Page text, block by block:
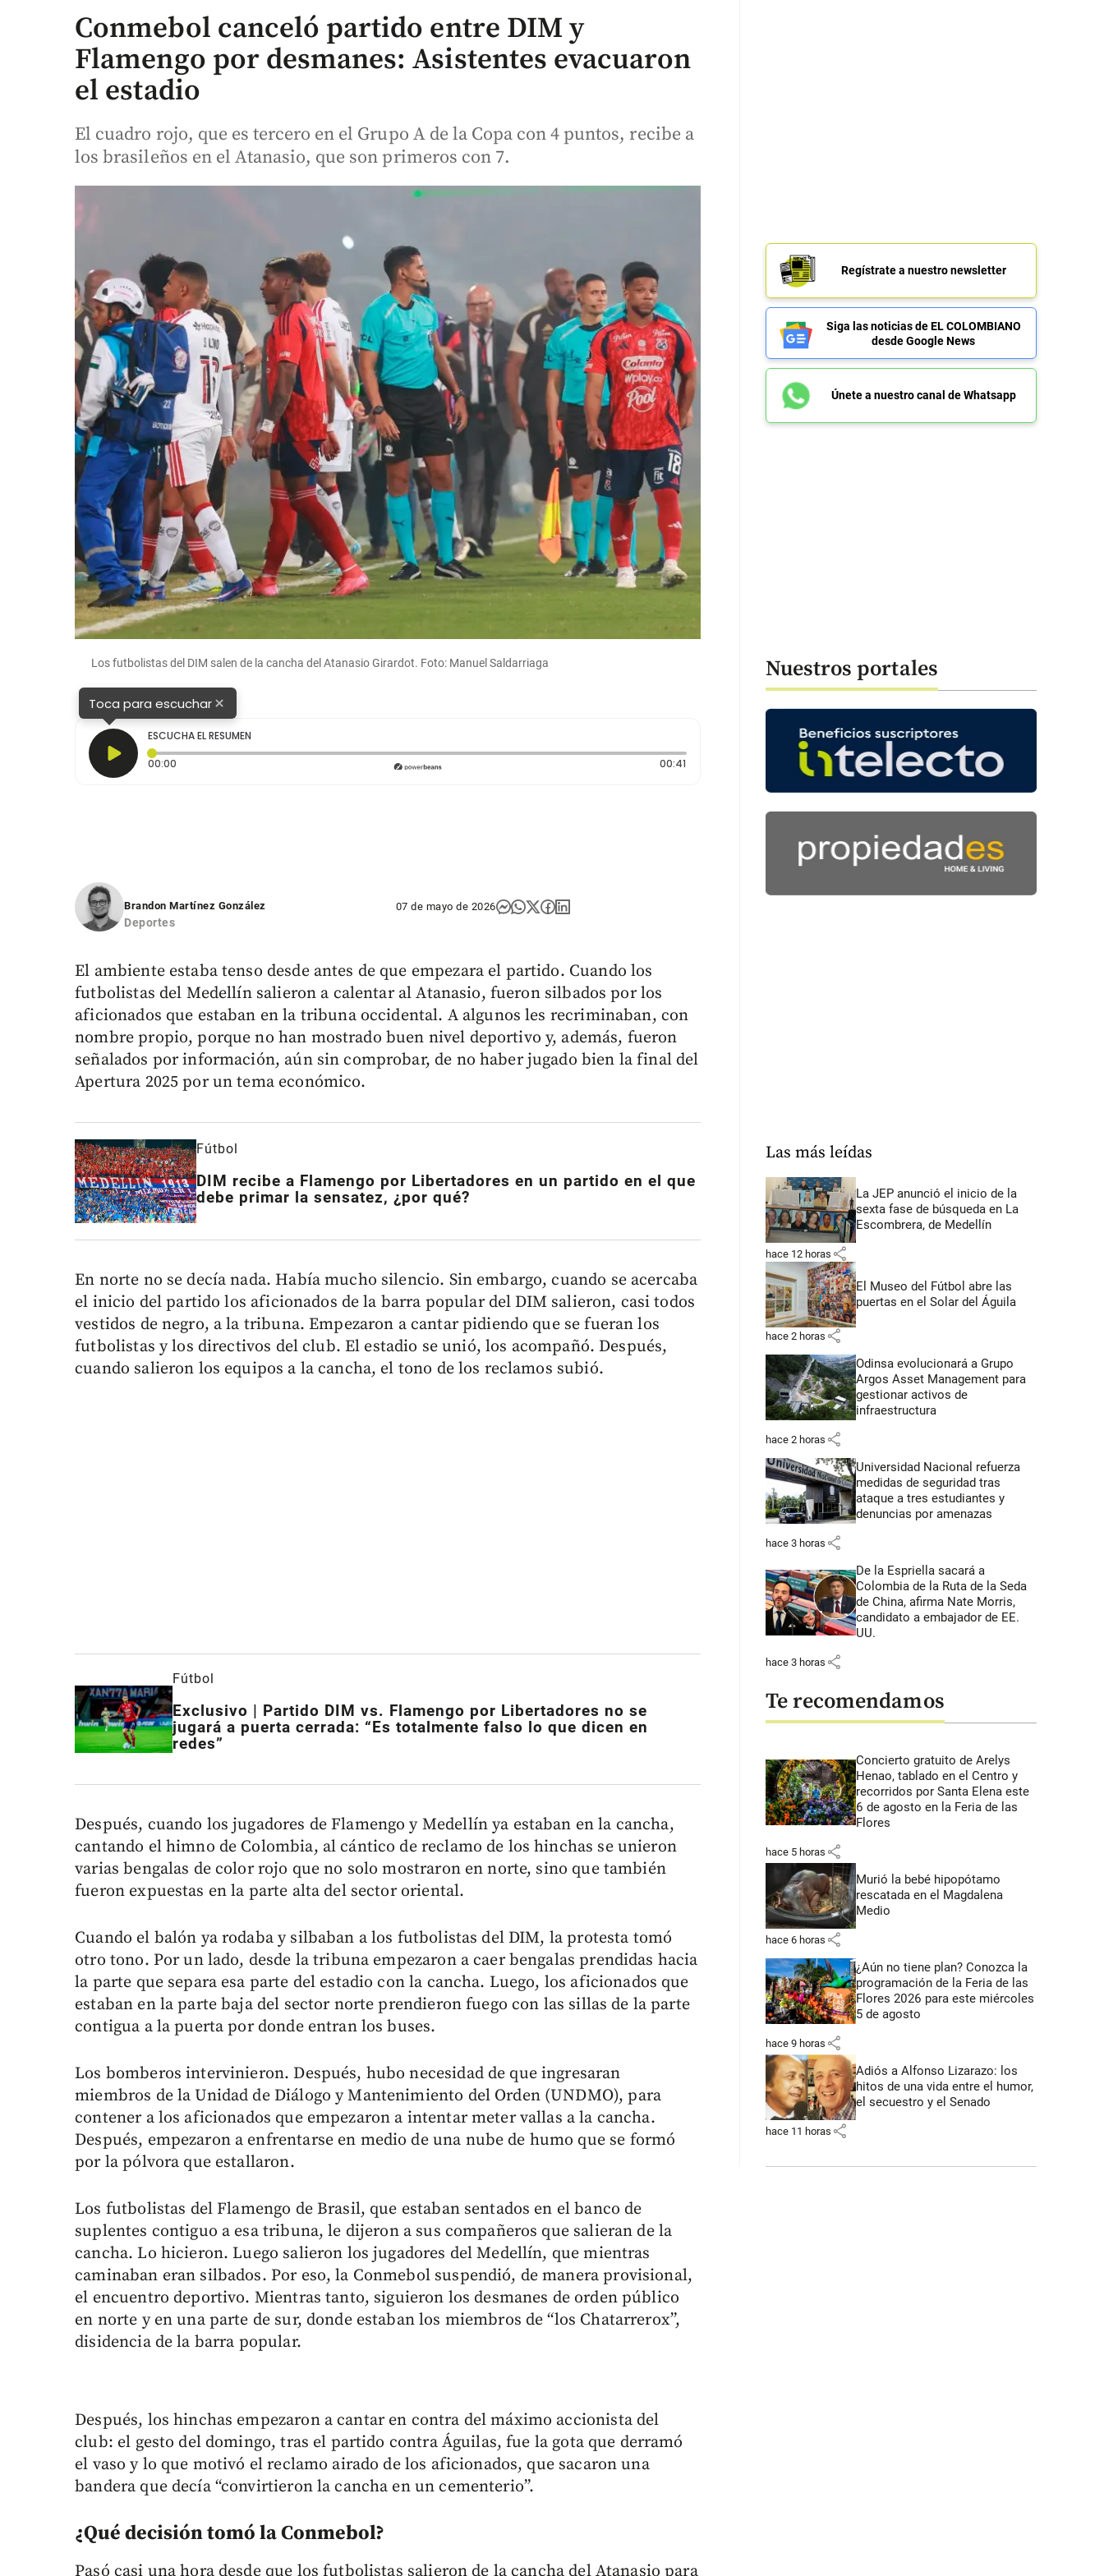
Conmebol canceló partido entre DIM y
Flamengo por desmanes: Asistentes evacuaron
el estadio
El cuadro rojo, que es tercero en el Grupo A de la Copa con 4 puntos, recibe a
los brasileños en el Atanasio, que son primeros con 7.
Los futbolistas del DIM salen de la cancha del Atanasio Girardot. Foto: Manuel Saldarriaga
Toca para escuchar×
ESCUCHA EL RESUMEN
00:00
00:41Duración: 41 segundos
Brandon Martínez González
Deportes
07 de mayo de 2026
El ambiente estaba tenso desde antes de que empezara el partido. Cuando los
futbolistas del Medellín salieron a calentar al Atanasio, fueron silbados por los
aficionados que estaban en la tribuna occidental. A algunos les recriminaban, con
nombre propio, porque no han mostrado buen nivel deportivo y, además, fueron
señalados por información, aún sin comprobar, de no haber jugado bien la final del
Apertura 2025 por un tema económico.
Fútbol
DIM recibe a Flamengo por Libertadores en un partido en el que
debe primar la sensatez, ¿por qué?
En norte no se decía nada. Había mucho silencio. Sin embargo, cuando se acercaba
el inicio del partido los aficionados de la barra popular del DIM salieron, casi todos
vestidos de negro, a la tribuna. Empezaron a cantar pidiendo que se fueran los
futbolistas y los directivos del club. El estadio se unió, los acompañó. Después,
cuando salieron los equipos a la cancha, el tono de los reclamos subió.
Fútbol
Exclusivo | Partido DIM vs. Flamengo por Libertadores no se
jugará a puerta cerrada: “Es totalmente falso lo que dicen en
redes”
Después, cuando los jugadores de Flamengo y Medellín ya estaban en la cancha,
cantando el himno de Colombia, al cántico de reclamo de los hinchas se unieron
varias bengalas de color rojo que no solo mostraron en norte, sino que también
fueron expuestas en la parte alta del sector oriental.
Cuando el balón ya rodaba y silbaban a los futbolistas del DIM, la protesta tomó
otro tono. Por un lado, desde la tribuna empezaron a caer bengalas prendidas hacia
la parte que separa esa parte del estadio con la cancha. Luego, los aficionados que
estaban en la parte baja del sector norte prendieron fuego con las sillas de la parte
contigua a la puerta por donde entran los buses.
Los bomberos intervinieron. Después, hubo necesidad de que ingresaran
miembros de la Unidad de Diálogo y Mantenimiento del Orden (UNDMO), para
contener a los aficionados que empezaron a intentar meter vallas a la cancha.
Después, empezaron a enfrentarse en medio de una nube de humo que se formó
por la pólvora que estallaron.
Los futbolistas del Flamengo de Brasil, que estaban sentados en el banco de
suplentes contiguo a esa tribuna, le dijeron a sus compañeros que salieran de la
cancha. Lo hicieron. Luego salieron los jugadores del Medellín, que mientras
caminaban eran silbados. Por eso, la Conmebol suspendió, de manera provisional,
el encuentro deportivo. Mientras tanto, siguieron los desmanes de orden público
en norte y en una parte de sur, donde estaban los miembros de “los Chatarrerox”,
disidencia de la barra popular.
Después, los hinchas empezaron a cantar en contra del máximo accionista del
club: el gesto del domingo, tras el partido contra Águilas, fue la gota que derramó
el vaso y lo que motivó el reclamo airado de los aficionados, que sacaron una
bandera que decía “convirtieron la cancha en un cementerio”.
¿Qué decisión tomó la Conmebol?
Pasó casi una hora desde que los futbolistas salieron de la cancha del Atanasio para
Regístrate a nuestro newsletter
Siga las noticias de EL COLOMBIANO
desde Google News
Únete a nuestro canal de Whatsapp
Nuestros portales
Las más leídas
La JEP anunció el inicio de la
sexta fase de búsqueda en La
Escombrera, de Medellín
hace 12 horas share
El Museo del Fútbol abre las
puertas en el Solar del Águila
hace 2 horas share
Odinsa evolucionará a Grupo
Argos Asset Management para
gestionar activos de
infraestructura
hace 2 horas share
Universidad Nacional refuerza
medidas de seguridad tras
ataque a tres estudiantes y
denuncias por amenazas
hace 3 horas share
De la Espriella sacará a
Colombia de la Ruta de la Seda
de China, afirma Nate Morris,
candidato a embajador de EE.
UU.
hace 3 horas share
Te recomendamos
Concierto gratuito de Arelys
Henao, tablado en el Centro y
recorridos por Santa Elena este
6 de agosto en la Feria de las
Flores
hace 5 horas share
Murió la bebé hipopótamo
rescatada en el Magdalena
Medio
hace 6 horas share
¿Aún no tiene plan? Conozca la
programación de la Feria de las
Flores 2026 para este miércoles
5 de agosto
hace 9 horas share
Adiós a Alfonso Lizarazo: los
hitos de una vida entre el humor,
el secuestro y el Senado
hace 11 horas share